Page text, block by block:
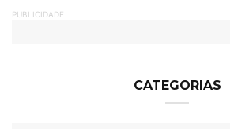
PUBLICIDADE
CATEGORIAS